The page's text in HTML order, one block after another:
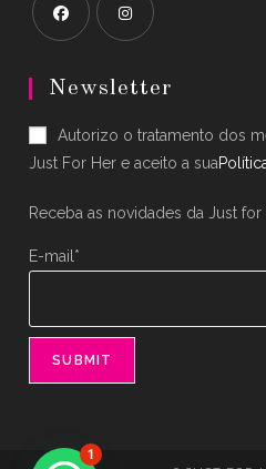
in
new
tab
in
new
tab
Newsletter
Autorizo o tratamento dos
Just For Her e aceito a sua
Receba as novidades da Just for
E-mail*
1